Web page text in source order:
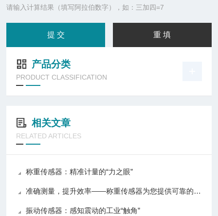
请输入计算结果（填写阿拉伯数字），如：三加四=7
产品分类
PRODUCT CLASSIFICATION
相关文章
RELATED ARTICLES
称重传感器：精准计量的“力之眼”
准确测量，提升效率——称重传感器为您提供可靠的数据支持
振动传感器：感知震动的工业“触角”